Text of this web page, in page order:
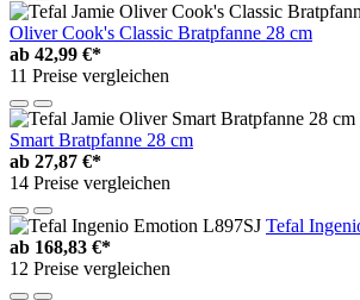
Oliver Cook's Classic Bratpfanne 28 cm
ab 42,99 €*
11 Preise vergleichen
Smart Bratpfanne 28 cm
ab 27,87 €*
14 Preise vergleichen
Tefal
ab 168,83 €*
12 Preise vergleichen